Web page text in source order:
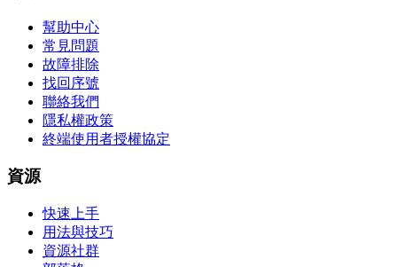
幫助中心
常見問題
故障排除
找回序號
聯絡我們
隱私權政策
終端使用者授權協定
資源
快速上手
用法與技巧
資源社群